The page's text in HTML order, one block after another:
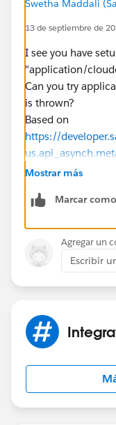
"ContentType":
},
"UserProperties":
"origin": "cmp"
},
"Body": {
"specversion":
"type":
"source":
"origin": "cmp",
"id": "db1ca42c-
"time": "2022-
}
},
"ContentType":
},
"UserProperties":
"origin": "cmp"
"Body": {
Swetha Maddali
13 de septiembre de
I see you have
"application/
Can you try
is thrown?
Based on
https://
content_type.htm
Field values:
format.)text/csv
for bulk query
Thanks
Mostrar más
Marcar
Agregar un
Escribir